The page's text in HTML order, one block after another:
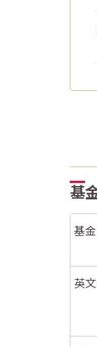
基
基
英